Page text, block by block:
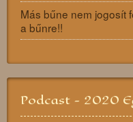
Más bűne nem jogosít
a bűnre!!
Podcast - 2020